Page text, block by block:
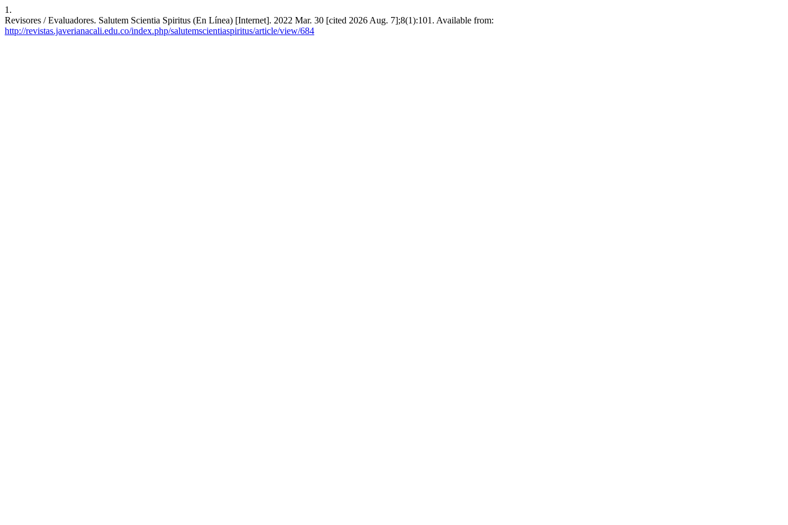
1.
Revisores / Evaluadores. Salutem Scientia Spiritus (En Línea) [Internet]. 2022 Mar. 30 [cited 2026 Aug. 7];8(1):101. Available from:
http://revistas.javerianacali.edu.co/index.php/salutemscientiaspiritus/article/view/684